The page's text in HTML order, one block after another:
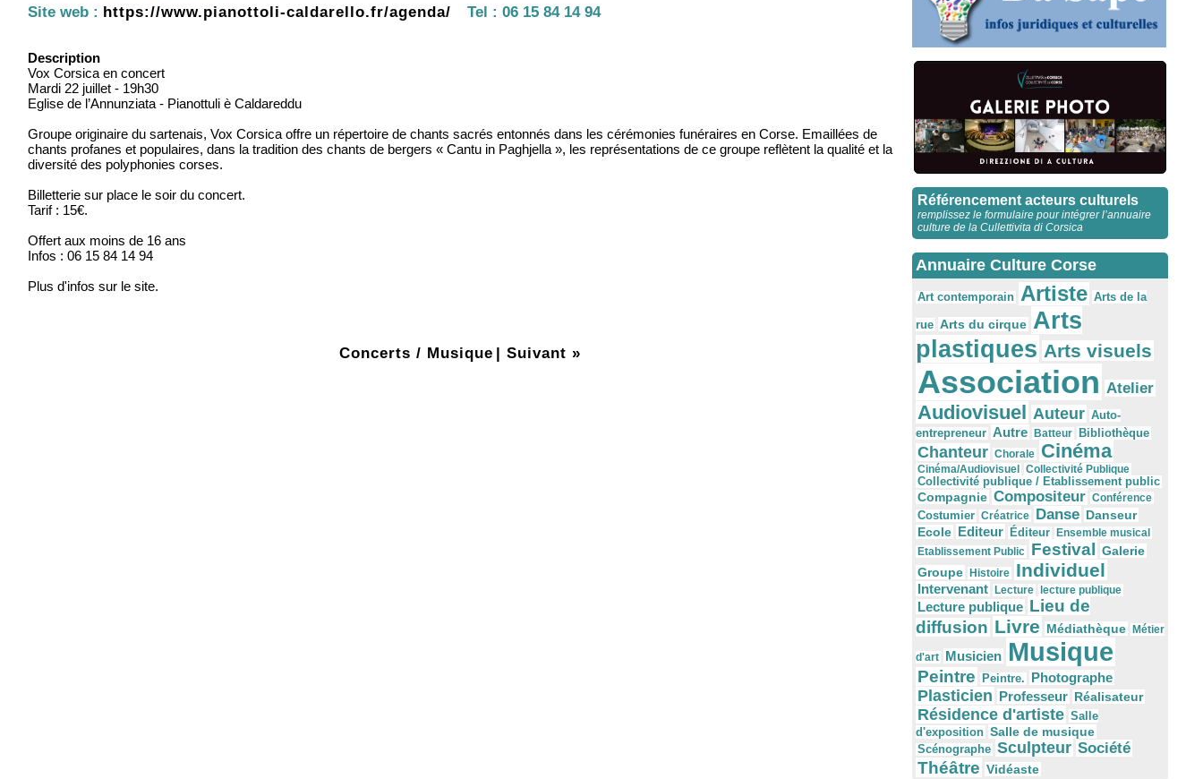
Site web : https://www.pianottoli-caldarello.fr/agenda/ Tel : 06 15 84 14 94
Description
Vox Corsica en concert
Mardi 22 juillet - 19h30
Eglise de l’Annunziata - Pianottuli è Caldareddu
Groupe originaire du sartenais, Vox Corsica offre un répertoire de chants sacrés entonnés dans les cérémonies funéraires en Corse. Emaillées de
chants profanes et populaires, dans la tradition des chants de bergers « Cantu in Paghjella », les représentations de ce groupe reflètent la qualité et la
diversité des polyphonies corses.
Billetterie sur place le soir du concert.
Tarif : 15€.
Offert aux moins de 16 ans
Infos : 06 15 84 14 94
Plus d'infos sur le site.
Concerts / Musique | Suivant »
Référencement acteurs culturels
remplissez le formulaire pour intégrer l’annuaire
culture de la Cullettivita di Corsica
Annuaire Culture Corse
Art contemporain Artiste Arts de la
rue Arts du cirque Arts
plastiques Arts visuels
Association Atelier
Audiovisuel Auteur Auto-
entrepreneur Autre Batteur Bibliothèque
Chanteur Chorale Cinéma
Cinéma/Audiovisuel
Collectivité Publique
Collectivité publique / Etablissement public
Compagnie Compositeur Conférence
Costumier Créatrice Danse Danseur
Ecole Editeur Éditeur
Ensemble musical
Etablissement Public Festival Galerie
Groupe
Histoire Individuel
Intervenant Lecture lecture publique
Lecture publique Lieu de
diffusion Livre Médiathèque Métier
d'art Musicien Musique
Peintre Peintre. Photographe
Plasticien Professeur Réalisateur
Résidence d'artiste Salle
d'exposition Salle de musique
Scénographe Sculpteur Société
Théâtre Vidéaste